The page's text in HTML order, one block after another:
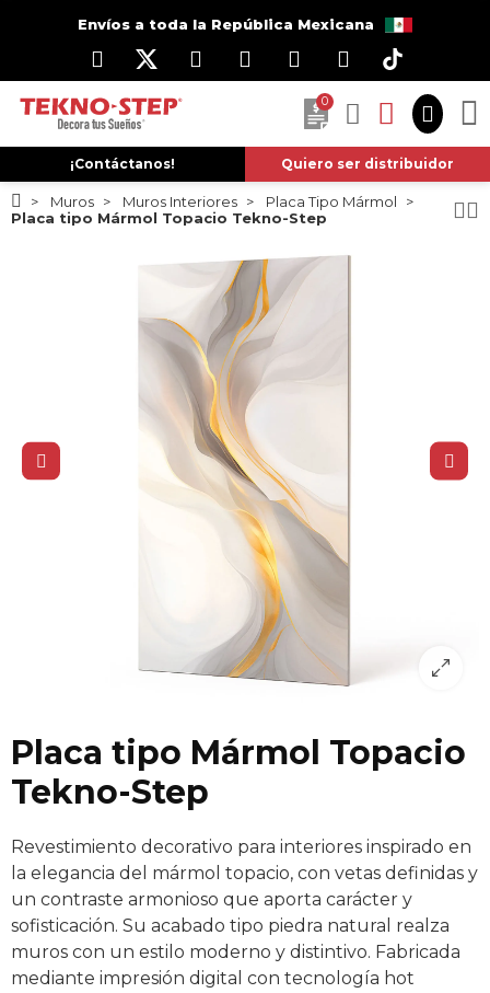
Envíos a toda la República Mexicana
0
¡Contáctanos! Quiero ser distribuidor
Muros Muros Interiores
Placa Tipo Mármol
Placa tipo Mármol Topacio Tekno-Step
Placa tipo Mármol Topacio
Tekno-Step
Revestimiento decorativo para interiores inspirado en
la elegancia del mármol topacio, con vetas definidas y
un contraste armonioso que aporta carácter y
sofisticación. Su acabado tipo piedra natural realza
muros con un estilo moderno y distintivo. Fabricada
mediante impresión digital con tecnología hot